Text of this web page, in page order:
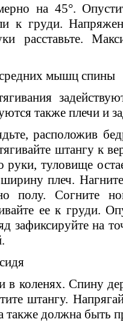
на 45°.
к груди.
расставьте.
мышц спины
также плечи и
расположив
штангу к
руки, туловище
плеч.
полу.
ее к груди.
зафиксируйте на
в коленях. Спину
штангу.
также должна быть